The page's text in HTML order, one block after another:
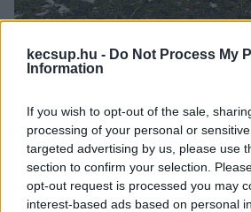
kecsup.hu - Do Not Process My
Information
If you wish to opt-out of the sale,
processing of your personal or
targeted advertising by us, please use
section to confirm your selection.
opt-out request is processed you may
interest-based ads based on personal
– Ez egyáltalán nem tarvágás
területe 2 hektár, amelyben
felújító vágás jellegű
jelenti, hogy megritkítjuk a zárt